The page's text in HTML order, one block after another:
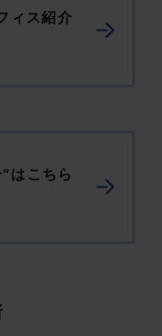
ィス紹介
はこちら